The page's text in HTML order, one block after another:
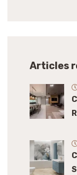
Articles